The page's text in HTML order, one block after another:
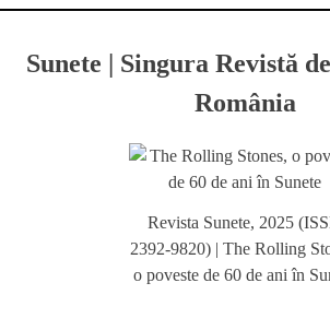
Sunete | Singura Revistă
România
Revista Sunete, 2025
2392-9820) | The Rolling
o poveste de 60 de ani în